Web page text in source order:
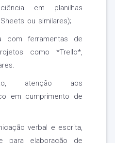
em planilhas
ou similares);
com ferramentas de
como *Trello*,
atenção aos
em cumprimento de
verbal e escrita,
para elaboração de